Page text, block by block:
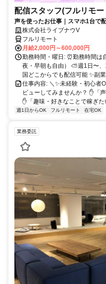
配信スタッフ(フルリモー
声を使ったお仕事｜スマホ1台で
～OK♪
株式会社ライブナウV
フルリモート
月給2,000円～600,000円
勤務時間・曜日: ⏰勤務時間は
夜・早朝も自由） ⛅週1日〜
国どこからでも配信可能 ✨副
仕事内容: ＼✨未経験・初心者
ビューしてみませんか？ ✋「
✋「趣味・好きなことで稼ぎ
週1日からOK フルリモート 在宅OK
業務委託